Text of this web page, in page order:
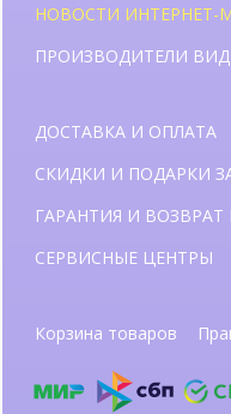
НОВОСТИ ИНТЕРНЕТ-
ПРОИЗВОДИТЕЛИ
ДОСТАВКА И ОПЛАТА
СКИДКИ И ПОДАРКИ
ГАРАНТИЯ И
СЕРВИСНЫЕ ЦЕНТРЫ
Корзина товаров